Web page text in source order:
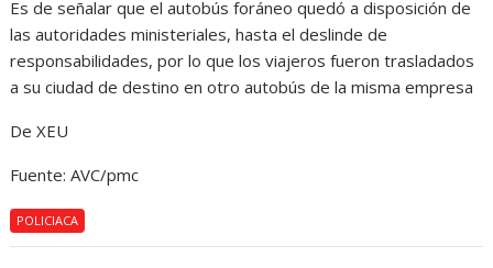
Es de señalar que el autobús foráneo quedó a disposición de
las autoridades ministeriales, hasta el deslinde de
responsabilidades, por lo que los viajeros fueron trasladados
a su ciudad de destino en otro autobús de la misma empresa
De XEU
Fuente: AVC/pmc
POLICIACA